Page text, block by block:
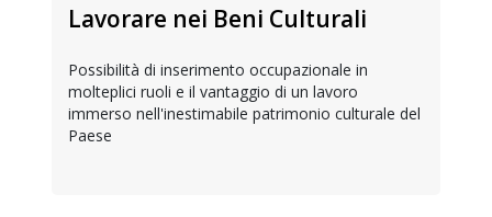
Lavorare nei Beni Culturali
Possibilità di inserimento occupazionale in
molteplici ruoli e il vantaggio di un lavoro
immerso nell'inestimabile patrimonio culturale del
Paese